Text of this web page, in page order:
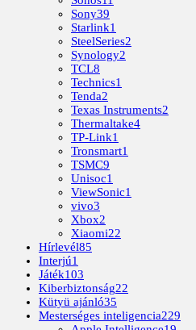
Sony39
Starlink1
SteelSeries2
Synology2
TCL8
Technics1
Tenda2
Texas Instruments2
Thermaltake4
TP-Link1
Tronsmart1
TSMC9
Unisoc1
ViewSonic1
vivo3
Xbox2
Xiaomi22
Hírlevél85
Interjú1
Játék103
Kiberbiztonság22
Kütyü ajánló35
Mesterséges inteligencia229